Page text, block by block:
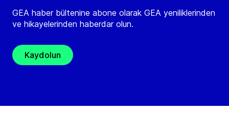
GEA haber bültenine abone olarak GEA yeniliklerinden
ve hikayelerinden haberdar olun.
Kaydolun